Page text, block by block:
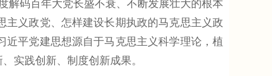
码百年大党长盛不衰、不断发展壮大的根本
义政党、怎样建设长期执政的马克思主义政
平党建思想源自于马克思主义科学理论，植
实践创新、制度创新成果。